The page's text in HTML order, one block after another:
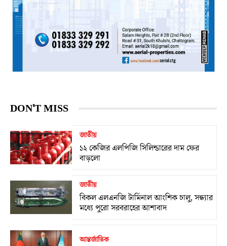
DON'T MISS
জাতীয়
১২ কেজির এলপিজি সিলিন্ডারের দাম ফের
বাড়লো
জাতীয়
বিকল এলএনজি টার্মিনাল আংশিক চালু, সন্ধ্যার
মধ্যে পুরো সরবরাহের আশাবাদ
আন্তর্জাতিক